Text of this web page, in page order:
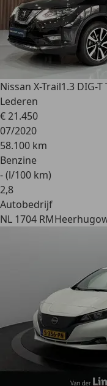
Nissan X-Trail1.3 DIG-
Lederen
€ 21.450
07/2020
58.100 km
Benzine
- (l/100 km)
2,8
Autobedrijf
NL 1704 RM